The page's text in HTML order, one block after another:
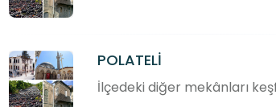
POLATELİ
İlçedeki diğer mekânları